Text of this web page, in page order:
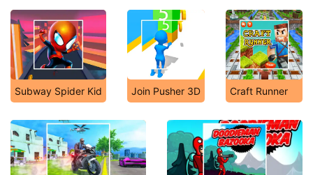
Subway Spider Kid Join Pusher 3D Craft Runner